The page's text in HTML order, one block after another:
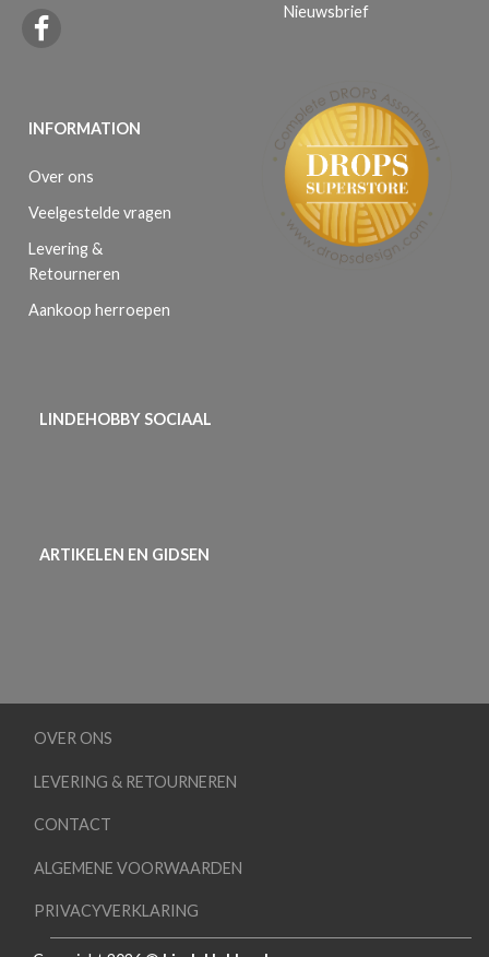
INFORMATION
Over ons
Veelgestelde vragen
Levering &
Retourneren
Aankoop herroepen
Nieuwsbrief
LINDEHOBBY SOCIAAL
ARTIKELEN EN GIDSEN
OVER ONS
LEVERING & RETOURNEREN
CONTACT
ALGEMENE VOORWAARDEN
PRIVACYVERKLARING